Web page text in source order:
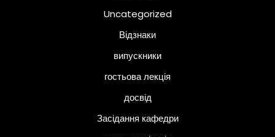
Uncategorized
Відзнаки
випускники
гостьова лекція
досвід
Засідання кафедри